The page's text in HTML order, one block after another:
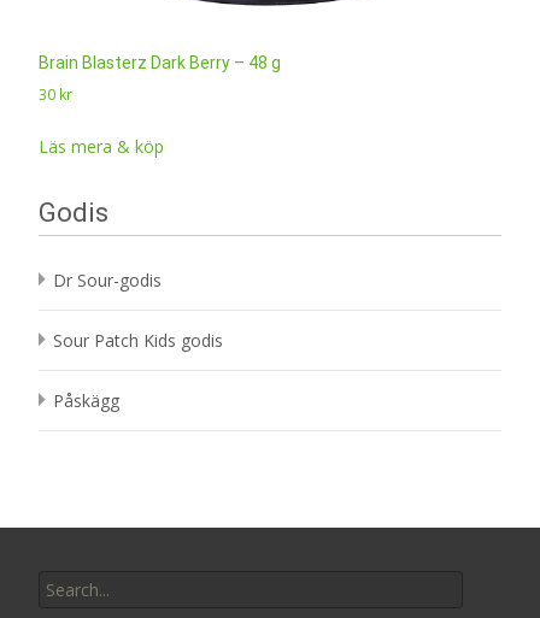
Brain Blasterz Dark Berry – 48 g
30 kr
Läs mera & köp
Godis
Dr Sour-godis
Sour Patch Kids godis
Påskägg
for: